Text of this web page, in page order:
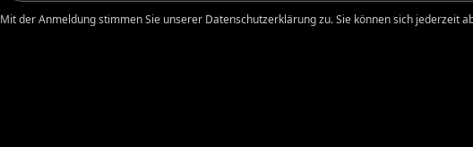
Mit der Anmeldung stimmen Sie unserer Datenschutzerklärung zu. Sie können sich jederzeit